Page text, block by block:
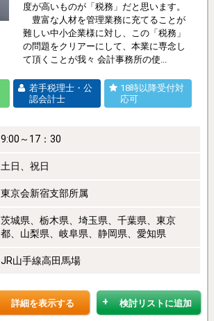
度が高いものが「税務」だと思います。
豊富な人材を管理業務に充てることが
難しい中小企業様に対し、この「税務」
の問題をクリアーにして、本業に専念し
て頂くことが我々 会計事務所の使...
若手税理士・公
認会計士
18時以降受付対
応可
9:00～17：30
土日、祝日
東京会新宿支部所属
茨城県、栃木県、埼玉県、千葉県、東京
都、山梨県、岐阜県、静岡県、愛知県
JR山手線高田馬場
検討リストに追加
詳細を表示する